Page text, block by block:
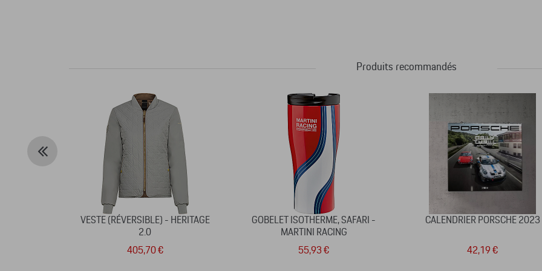
Produits recommandés
VESTE (RÉVERSIBLE) - HERITAGE
2.0
405,70 €
GOBELET ISOTHERME, SAFARI -
MARTINI RACING
55,93 €
CALENDRIER PORSCHE 2023
42,19 €